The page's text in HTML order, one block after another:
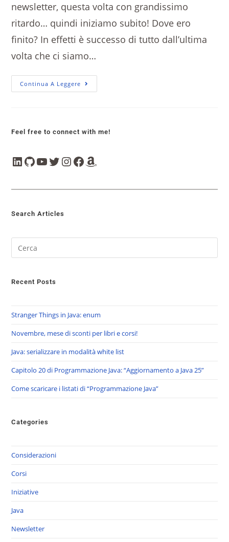
newsletter, questa volta con grandissimo
ritardo… quindi iniziamo subito! Dove ero
finito? In effetti è successo di tutto dall’ultima
volta che ci siamo…
Continua A Leggere
Feel free to connect with me!
Search Articles
Recent Posts
Stranger Things in Java: enum
Novembre, mese di sconti per libri e corsi!
Java: serializzare in modalità white list
Capitolo 20 di Programmazione Java: “Aggiornamento a Java 25”
Come scaricare i listati di “Programmazione Java”
Categories
Considerazioni
Corsi
Iniziative
Java
Newsletter